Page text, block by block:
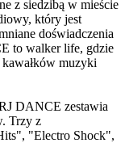
z siedzibą w mieście
który jest
doświadczenia
to walker life, gdzie
kawałków muzyki
DANCE zestawia
Trzy z
"Electro Shock",